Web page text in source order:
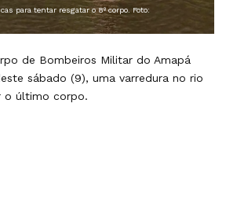
para tentar resgatar o 8º corpo. Foto:
de Bombeiros Militar do Amapá
sábado (9), uma varredura no rio
o último corpo.